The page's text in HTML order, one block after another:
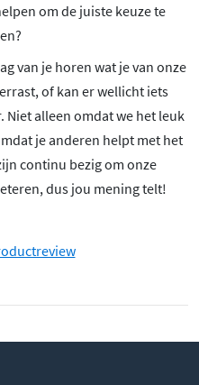
om de juiste keuze te
van je horen wat je van onze
of kan er wellicht iets
Niet alleen omdat we het leuk
je anderen helpt met het
continu bezig om onze
dus jou mening telt!